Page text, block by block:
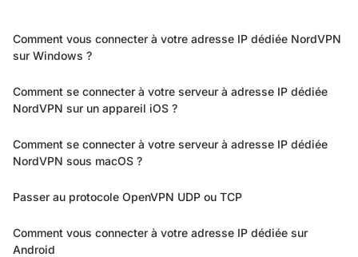
Comment vous connecter à votre adresse IP dédiée NordVPN
sur Windows ?
Comment se connecter à votre serveur à adresse IP dédiée
NordVPN sur un appareil iOS ?
Comment se connecter à votre serveur à adresse IP dédiée
NordVPN sous macOS ?
Passer au protocole OpenVPN UDP ou TCP
Comment vous connecter à votre adresse IP dédiée sur
Android